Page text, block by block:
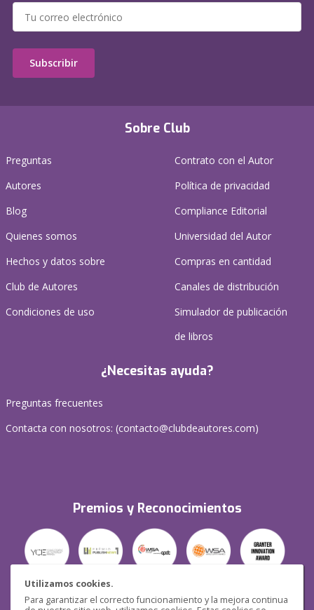
Utilizamos cookies.
Para garantizar el correcto funcionamiento y la mejora continua
Sobre Club
Preguntas
Autores
Blog
Quienes somos
Hechos y datos sobre
Club de Autores
Condiciones de uso
Contrato con el Autor
Política de privacidad
Compliance Editorial
Universidad del Autor
Compras en cantidad
Canales de distribución
Simulador de publicación
de libros
¿Necesitas ayuda?
Preguntas frecuentes
Contacta con nosotros: (contacto@clubdeautores.com)
Premios y Reconocimientos
Seguridad
Subscribir